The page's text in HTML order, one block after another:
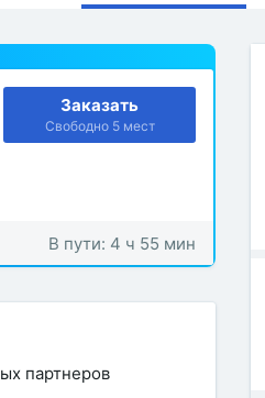
Заказать
Свободно 5 мест
В пути: 4 ч 55 мин
партнеров